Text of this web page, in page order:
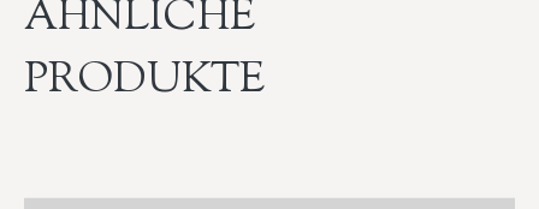
ÄHNLICHE
PRODUKTE